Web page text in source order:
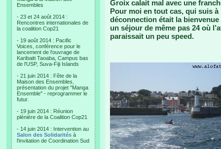
Ensembles
- 23 et 24 août 2014 :
Rencontres internationales de
la coalition Cop21
- 19 août 2014 : Pacific
Voices, conférence pour le
lancement de l'ouvrage de
Karibaiti Taoaba, Campus bas
de l'USP, Suva-Fiji Islands
- 21 juin 2014 : Fête de la
Maison des Ensembles,
présentation du projet "Manga
Ensemble" - reprogrammer le
futur.
- 19 juin 2014 : Réunion
plénière de la Coalition Cop21
- 14 juin 2014 : Intervention au
Salon des Solidarités à
l'invitation de Coordination Sud
Groix calait mal avec une
Pour moi en tout cas, qui suis
déconnection était la
un séjour de même pas 24 où
paraissait un peu speed.